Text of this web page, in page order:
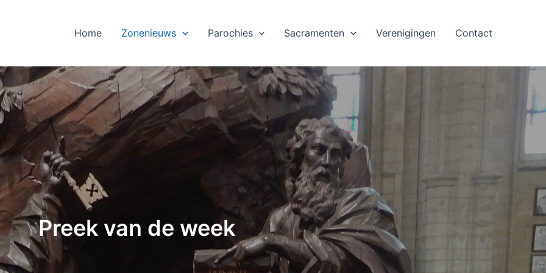
Home Zonenieuws Parochies Sacramenten Verenigingen Contact
Preek van de week